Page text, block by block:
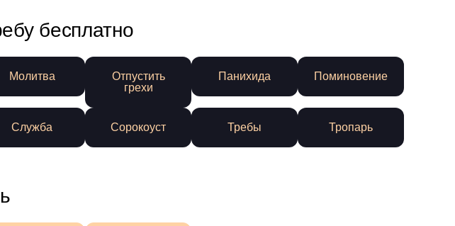
бесплатно
Молитва
Отпустить
грехи
Панихида Поминовение
Служба Сорокоуст Требы Тропарь